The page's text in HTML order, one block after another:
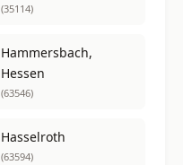
(35114)
Hammersbach,
Hessen
(63546)
Hasselroth
(63594)